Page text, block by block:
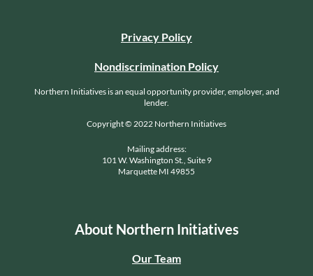
Privacy Policy
Nondiscrimination Policy
Northern Initiatives is an equal opportunity provider, employer, and
lender.
Copyright © 2022 Northern Initiatives
Mailing address:
101 W. Washington St., Suite 9
Marquette MI 49855
About Northern Initiatives
Our Team